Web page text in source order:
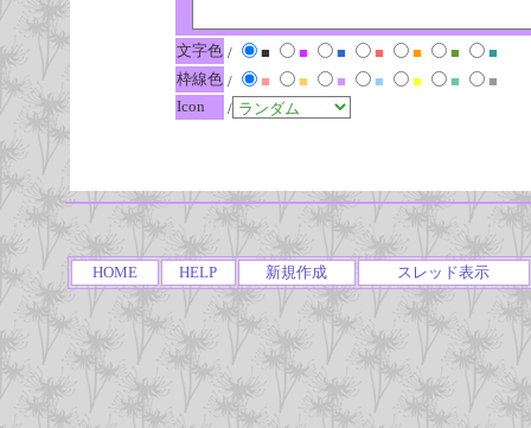
文字色 / ■ ■ ■ ■ ■ ■
■
枠線色 / ■ ■ ■ ■ ■ ■
■
Icon
/
HOME HELP 新規作成 スレッド表示